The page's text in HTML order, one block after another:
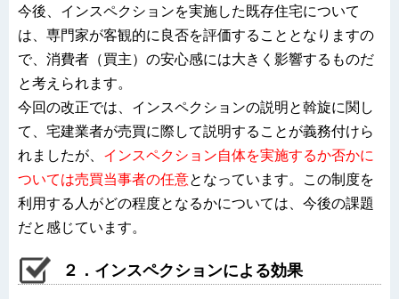
今後、インスペクションを実施した既存住宅について
は、専門家が客観的に良否を評価することとなりますの
で、消費者（買主）の安心感には大きく影響するものだ
と考えられます。
今回の改正では、インスペクションの説明と斡旋に関し
て、宅建業者が売買に際して説明することが義務付けら
れましたが、 インスペクション自体を実施するか否かに
ついては売買当事者の任意となっています。この制度を
利用する人がどの程度となるかについては、今後の課題
だと感じています。
２．インスペクションによる効果